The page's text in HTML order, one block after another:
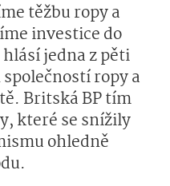
těžbu ropy a
investice do
jedna z pěti
ropy a
Britská BP tím
které se snížily
ohledně